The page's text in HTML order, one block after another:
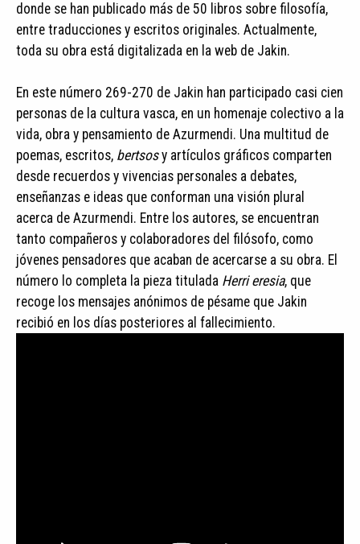
donde se han publicado más de 50 libros sobre filosofía,
entre traducciones y escritos originales. Actualmente,
toda su obra está digitalizada en la web de Jakin.
En este número 269-270 de Jakin han participado casi cien
personas de la cultura vasca, en un homenaje colectivo a la
vida, obra y pensamiento de Azurmendi. Una multitud de
poemas, escritos, bertsosy artículos gráficos comparten
desde recuerdos y vivencias personales a debates,
enseñanzas e ideas que conforman una visión plural
acerca de Azurmendi. Entre los autores, se encuentran
tanto compañeros y colaboradores del filósofo, como
jóvenes pensadores que acaban de acercarse a su obra. El
número lo completa la pieza titulada Herri eresia, que
recoge los mensajes anónimos de pésame que Jakin
recibió en los días posteriores al fallecimiento.